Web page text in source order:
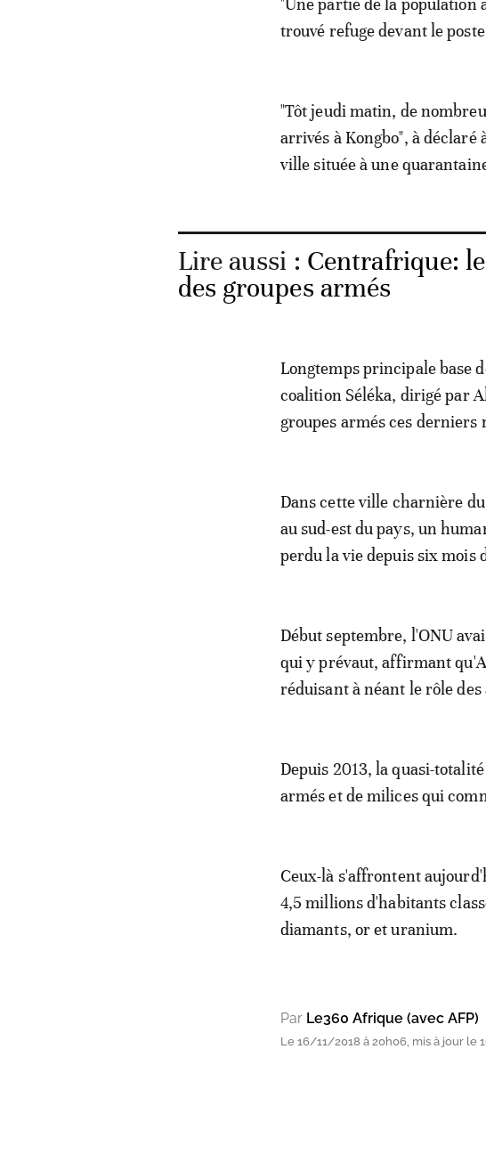
trouvé refuge devant le
"Tôt jeudi matin, de
arrivés à Kongbo", à déclaré
ville située à une
Lire aussi : Centrafrique:
des groupes armés
Longtemps principale base
coalition Séléka, dirigé par
groupes armés ces derniers
Dans cette ville charnière
au sud-est du pays, un
perdu la vie depuis six mois
Début septembre, l'ONU
qui y prévaut, affirmant
réduisant à néant le rôle
Depuis 2013, la quasi-
armés et de milices qui
Ceux-là s'affrontent
4,5 millions d'habitants
diamants, or et uranium.
Par Le360 Afrique (avec AFP)
Le 16/11/2018 à 20h06, mis à jour le